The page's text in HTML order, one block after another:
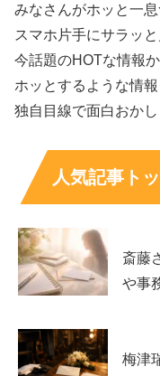
みなさんがホッと一
スマホ片手にサラッと
今話題のHOTな情報か
ホッとするような情報
独自目線で面白おかし
人気記事ト
斎藤
や事
梅津